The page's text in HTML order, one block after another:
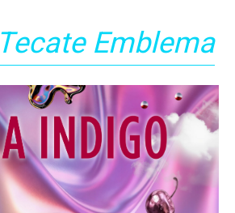
Tecate Emblema